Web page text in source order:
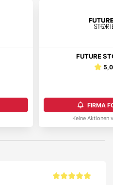
FUTURE
5,0
FIRMA
Keine Aktionen